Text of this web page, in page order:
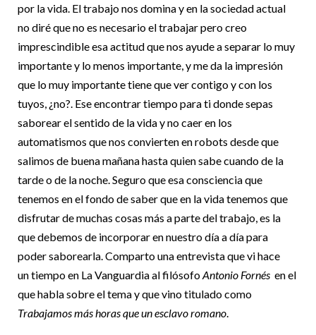
por la vida. El trabajo nos domina y en la sociedad actual
no diré que no es necesario el trabajar pero creo
imprescindible esa actitud que nos ayude a separar lo muy
importante y lo menos importante, y me da la impresión
que lo muy importante tiene que ver contigo y con los
tuyos, ¿no?. Ese encontrar tiempo para ti donde sepas
saborear el sentido de la vida y no caer en los
automatismos que nos convierten en robots desde que
salimos de buena mañana hasta quien sabe cuando de la
tarde o de la noche. Seguro que esa consciencia que
tenemos en el fondo de saber que en la vida tenemos que
disfrutar de muchas cosas más a parte del trabajo, es la
que debemos de incorporar en nuestro día a día para
poder saborearla. Comparto una entrevista que vi hace
un tiempo en La Vanguardia al filósofoAntonio Fornés en el
que habla sobre el tema y que vino titulado como
Trabajamos más horas que un esclavo romano.